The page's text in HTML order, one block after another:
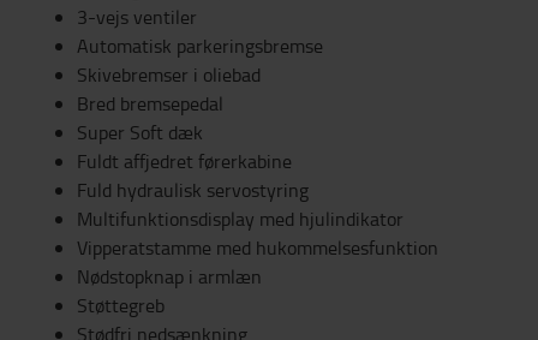
3-vejs ventiler
Automatisk parkeringsbremse
Skivebremser i oliebad
Bred bremsepedal
Super Soft dæk
Fuldt affjedret førerkabine
Fuld hydraulisk servostyring
Multifunktionsdisplay med hjulindikator
Vipperatstamme med hukommelsesfunktion
Nødstopknap i armlæn
Støttegreb
Stødfri nedsænkning